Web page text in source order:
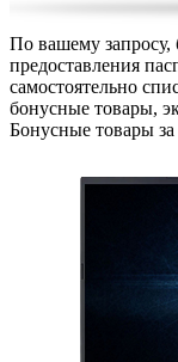
По вашему запросу,
предоставления
самостоятельно
бонусные товары,
Бонусные товары